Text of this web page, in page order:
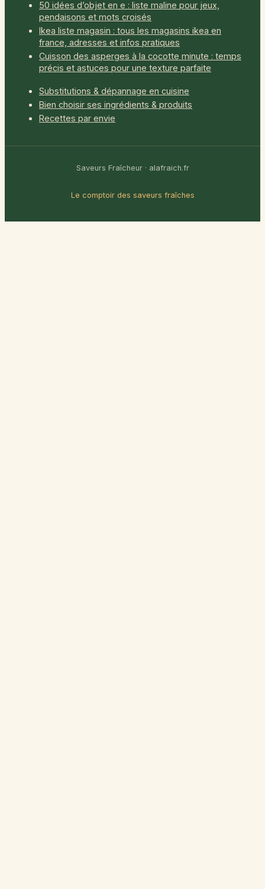
50 idées d’objet en e : liste maline pour jeux,
pendaisons et mots croisés
Ikea liste magasin : tous les magasins ikea en
france, adresses et infos pratiques
Cuisson des asperges à la cocotte minute : temps
précis et astuces pour une texture parfaite
Substitutions & dépannage en cuisine
Bien choisir ses ingrédients & produits
Recettes par envie
Saveurs Fraîcheur · alafraich.fr
Le comptoir des saveurs fraîches